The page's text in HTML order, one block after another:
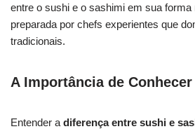
entre o sushi e o sashimi em sua forma
preparada por chefs experientes que
tradicionais.
A Importância de
Entender a diferença entre sushi e